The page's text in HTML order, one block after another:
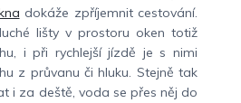
dokáže zpříjemnit cestování.
lišty v prostoru oken totiž
i při rychlejší jízdě je s nimi
z průvanu či hluku. Stejně tak
i za deště, voda se přes něj do